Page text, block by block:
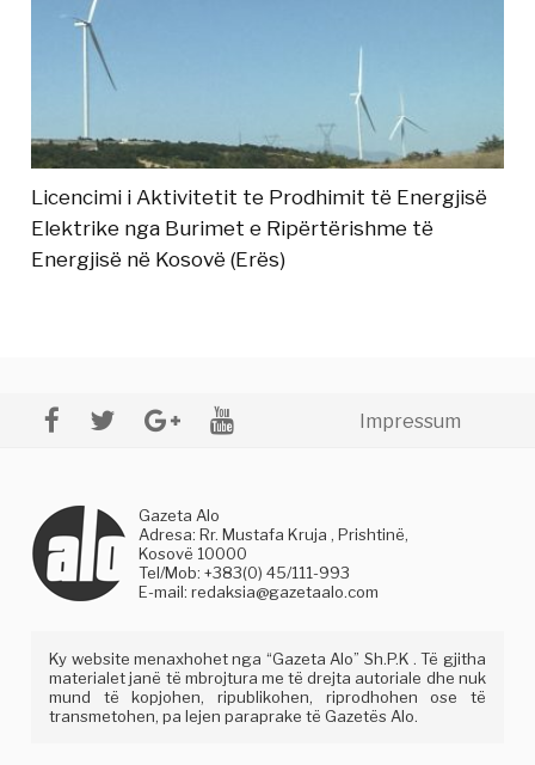
Licencimi i Aktivitetit te Prodhimit të Energjisë
Elektrike nga Burimet e Ripërtërishme të
Energjisë në Kosovë (Erës)
Impressum
Gazeta Alo
Adresa: Rr. Mustafa Kruja , Prishtinë,
Kosovë 10000
Tel/Mob: +383(0) 45/111-993
E-mail:redaksia@gazetaalo.com
Ky website menaxhohet nga “Gazeta Alo” Sh.P.K . Të gjitha
materialet janë të mbrojtura me të drejta autoriale dhe nuk
mund të kopjohen, ripublikohen, riprodhohen ose të
transmetohen, pa lejen paraprake të Gazetës Alo.